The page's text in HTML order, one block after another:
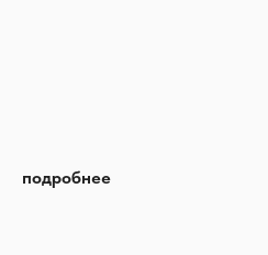
подробнее